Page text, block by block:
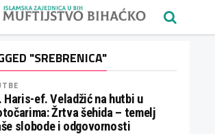
"SREBRENICA"
Haris-ef. Veladžić na hutbi u
Žrtva šehida – temelj
slobode i odgovornosti